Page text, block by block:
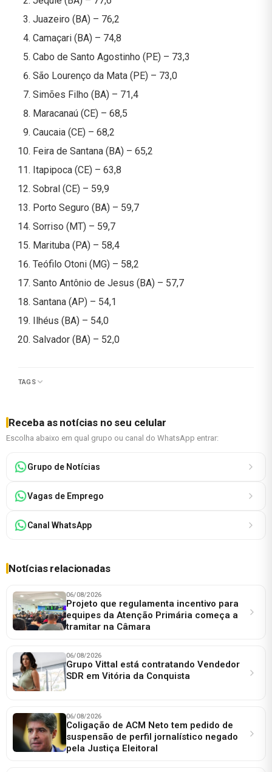
Juazeiro (BA) – 76,2
Camaçari (BA) – 74,8
Cabo de Santo Agostinho (PE) – 73,3
São Lourenço da Mata (PE) – 73,0
Simões Filho (BA) – 71,4
Maracanaú (CE) – 68,5
Caucaia (CE) – 68,2
Feira de Santana (BA) – 65,2
Itapipoca (CE) – 63,8
Sobral (CE) – 59,9
Porto Seguro (BA) – 59,7
Sorriso (MT) – 59,7
Marituba (PA) – 58,4
Teófilo Otoni (MG) – 58,2
Santo Antônio de Jesus (BA) – 57,7
Santana (AP) – 54,1
Ilhéus (BA) – 54,0
Salvador (BA) – 52,0
TAGS
Receba as notícias no seu celular
Escolha abaixo em qual grupo ou canal do WhatsApp entrar:
Grupo de Notícias
Vagas de Emprego
Canal WhatsApp
Notícias relacionadas
06/08/2026
Projeto que regulamenta incentivo para
equipes da Atenção Primária começa a
tramitar na Câmara
06/08/2026
Grupo Vittal está contratando Vendedor
SDR em Vitória da Conquista
06/08/2026
Coligação de ACM Neto tem pedido de
suspensão de perfil jornalístico negado
pela Justiça Eleitoral